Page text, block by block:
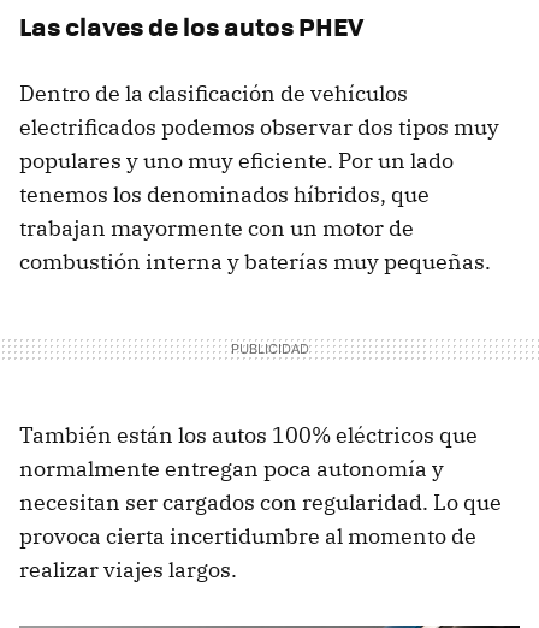
Las claves de los autos PHEV
Dentro de la clasificación de vehículos
electrificados podemos observar dos tipos muy
populares y uno muy eficiente. Por un lado
tenemos los denominados híbridos, que
trabajan mayormente con un motor de
combustión interna y baterías muy pequeñas.
También están los autos 100% eléctricos que
normalmente entregan poca autonomía y
necesitan ser cargados con regularidad. Lo que
provoca cierta incertidumbre al momento de
realizar viajes largos.